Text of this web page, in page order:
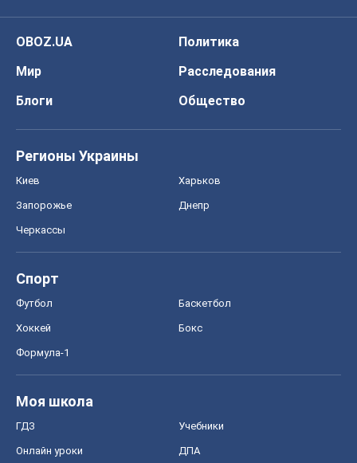
OBOZ.UA
Политика
Мир
Расследования
Блоги
Общество
Регионы Украины
Киев Харьков
Запорожье Днепр
Черкассы
Спорт
Футбол Баскетбол
Хоккей Бокс
Формула-1
Моя школа
ГДЗ Учебники
Онлайн уроки ДПА